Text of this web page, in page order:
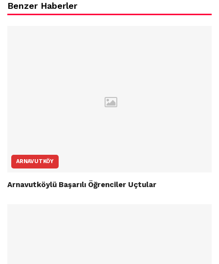
Benzer Haberler
ARNAVUTKÖY
Arnavutköylü Başarılı Öğrenciler Uçtular